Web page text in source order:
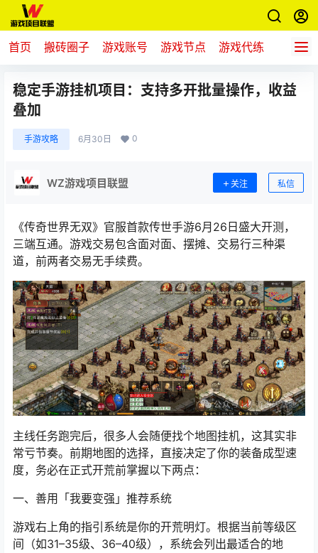
首页 搬砖圈子 游戏账号 游戏节点 游戏代练 新游推
稳定手游挂机项目：支持多开批量操作，收益
叠加
手游攻略 6月30日 0
WZ游戏项目联盟 关注 私信
《传奇世界无双》 官服首款传世手游6月26日盛大开测，
三端互通。游戏交易包含面对面、摆摊、交易行三种渠
道，前两者交易无手续费。
主线任务跑完后，很多人会随便找个地图挂机，这其实非
常亏节奏。前期地图的选择，直接决定了你的装备成型速
度，务必在正式开荒前掌握以下两点：
一、善用「我要变强」推荐系统
游戏右上角的指引系统是你的开荒明灯。根据当前等级区
间（如31–35级、36–40级），系统会列出最适合的地